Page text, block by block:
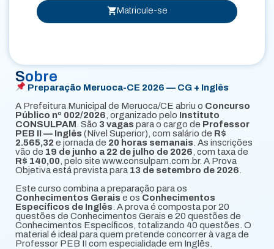
Sobre
Preparação Meruoca-CE 2026 — CG + Inglês
A Prefeitura Municipal de Meruoca/CE abriu o Concurso
Público nº 002/2026 , organizado pelo Instituto
CONSULPAM . São 3 vagas para o cargo de Professor
PEB II — Inglês (Nível Superior), com salário de R$
2.565,32 e jornada de 20 horas semanais . As inscrições
vão de 19 de junho a 22 de julho de 2026 , com taxa de
R$ 140,00 , pelo site www.consulpam.com.br. A Prova
Objetiva está prevista para 13 de setembro de 2026
Este curso combina a preparação para os
Conhecimentos Gerais e os Conhecimentos
Específicos de Inglês . A prova é composta por 20
questões de Conhecimentos Gerais e 20 questões de
Conhecimentos Específicos, totalizando 40 questões. O
material é ideal para quem pretende concorrer à vaga de
Professor PEB II com especialidade em Inglês.
Matricule-se